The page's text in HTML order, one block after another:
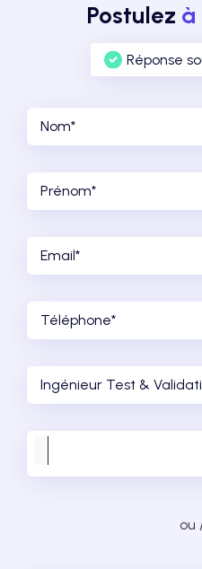
Postulez à
Réponse
ou